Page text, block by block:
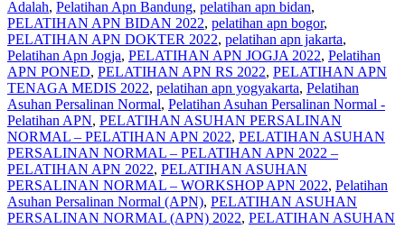
Adalah, Pelatihan Apn Bandung, pelatihan apn bidan,
PELATIHAN APN BIDAN 2022, pelatihan apn bogor,
PELATIHAN APN DOKTER 2022, pelatihan apn jakarta,
Pelatihan Apn Jogja, PELATIHAN APN JOGJA 2022, Pelatihan
APN PONED, PELATIHAN APN RS 2022, PELATIHAN APN
TENAGA MEDIS 2022, pelatihan apn yogyakarta, Pelatihan
Asuhan Persalinan Normal, Pelatihan Asuhan Persalinan Normal -
Pelatihan APN, PELATIHAN ASUHAN PERSALINAN
NORMAL – PELATIHAN APN 2022, PELATIHAN ASUHAN
PERSALINAN NORMAL – PELATIHAN APN 2022 –
PELATIHAN APN 2022, PELATIHAN ASUHAN
PERSALINAN NORMAL – WORKSHOP APN 2022, Pelatihan
Asuhan Persalinan Normal (APN), PELATIHAN ASUHAN
PERSALINAN NORMAL (APN) 2022, PELATIHAN ASUHAN